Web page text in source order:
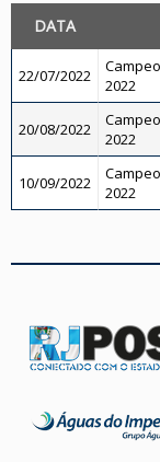
DATA
22/07/2022
2022
20/08/2022
2022
10/09/2022
2022